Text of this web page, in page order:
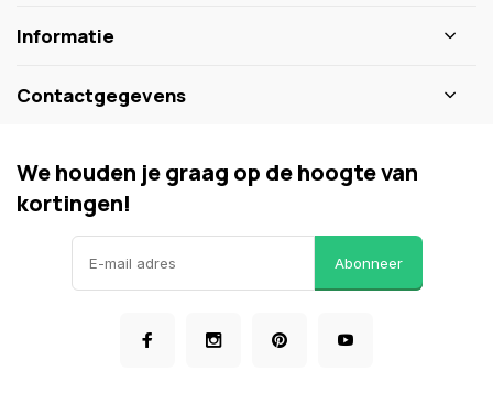
Informatie
Contactgegevens
We houden je graag op de hoogte van
kortingen!
Abonneer